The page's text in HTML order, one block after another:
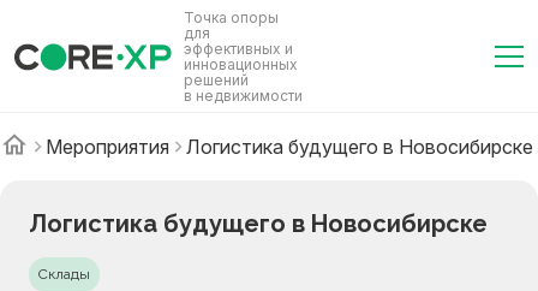
Точка опоры
для
эффективных и
инновационных
решений
в недвижимости
Мероприятия Логистика будущего в Новосибирске
Логистика будущего в Новосибирске
Склады